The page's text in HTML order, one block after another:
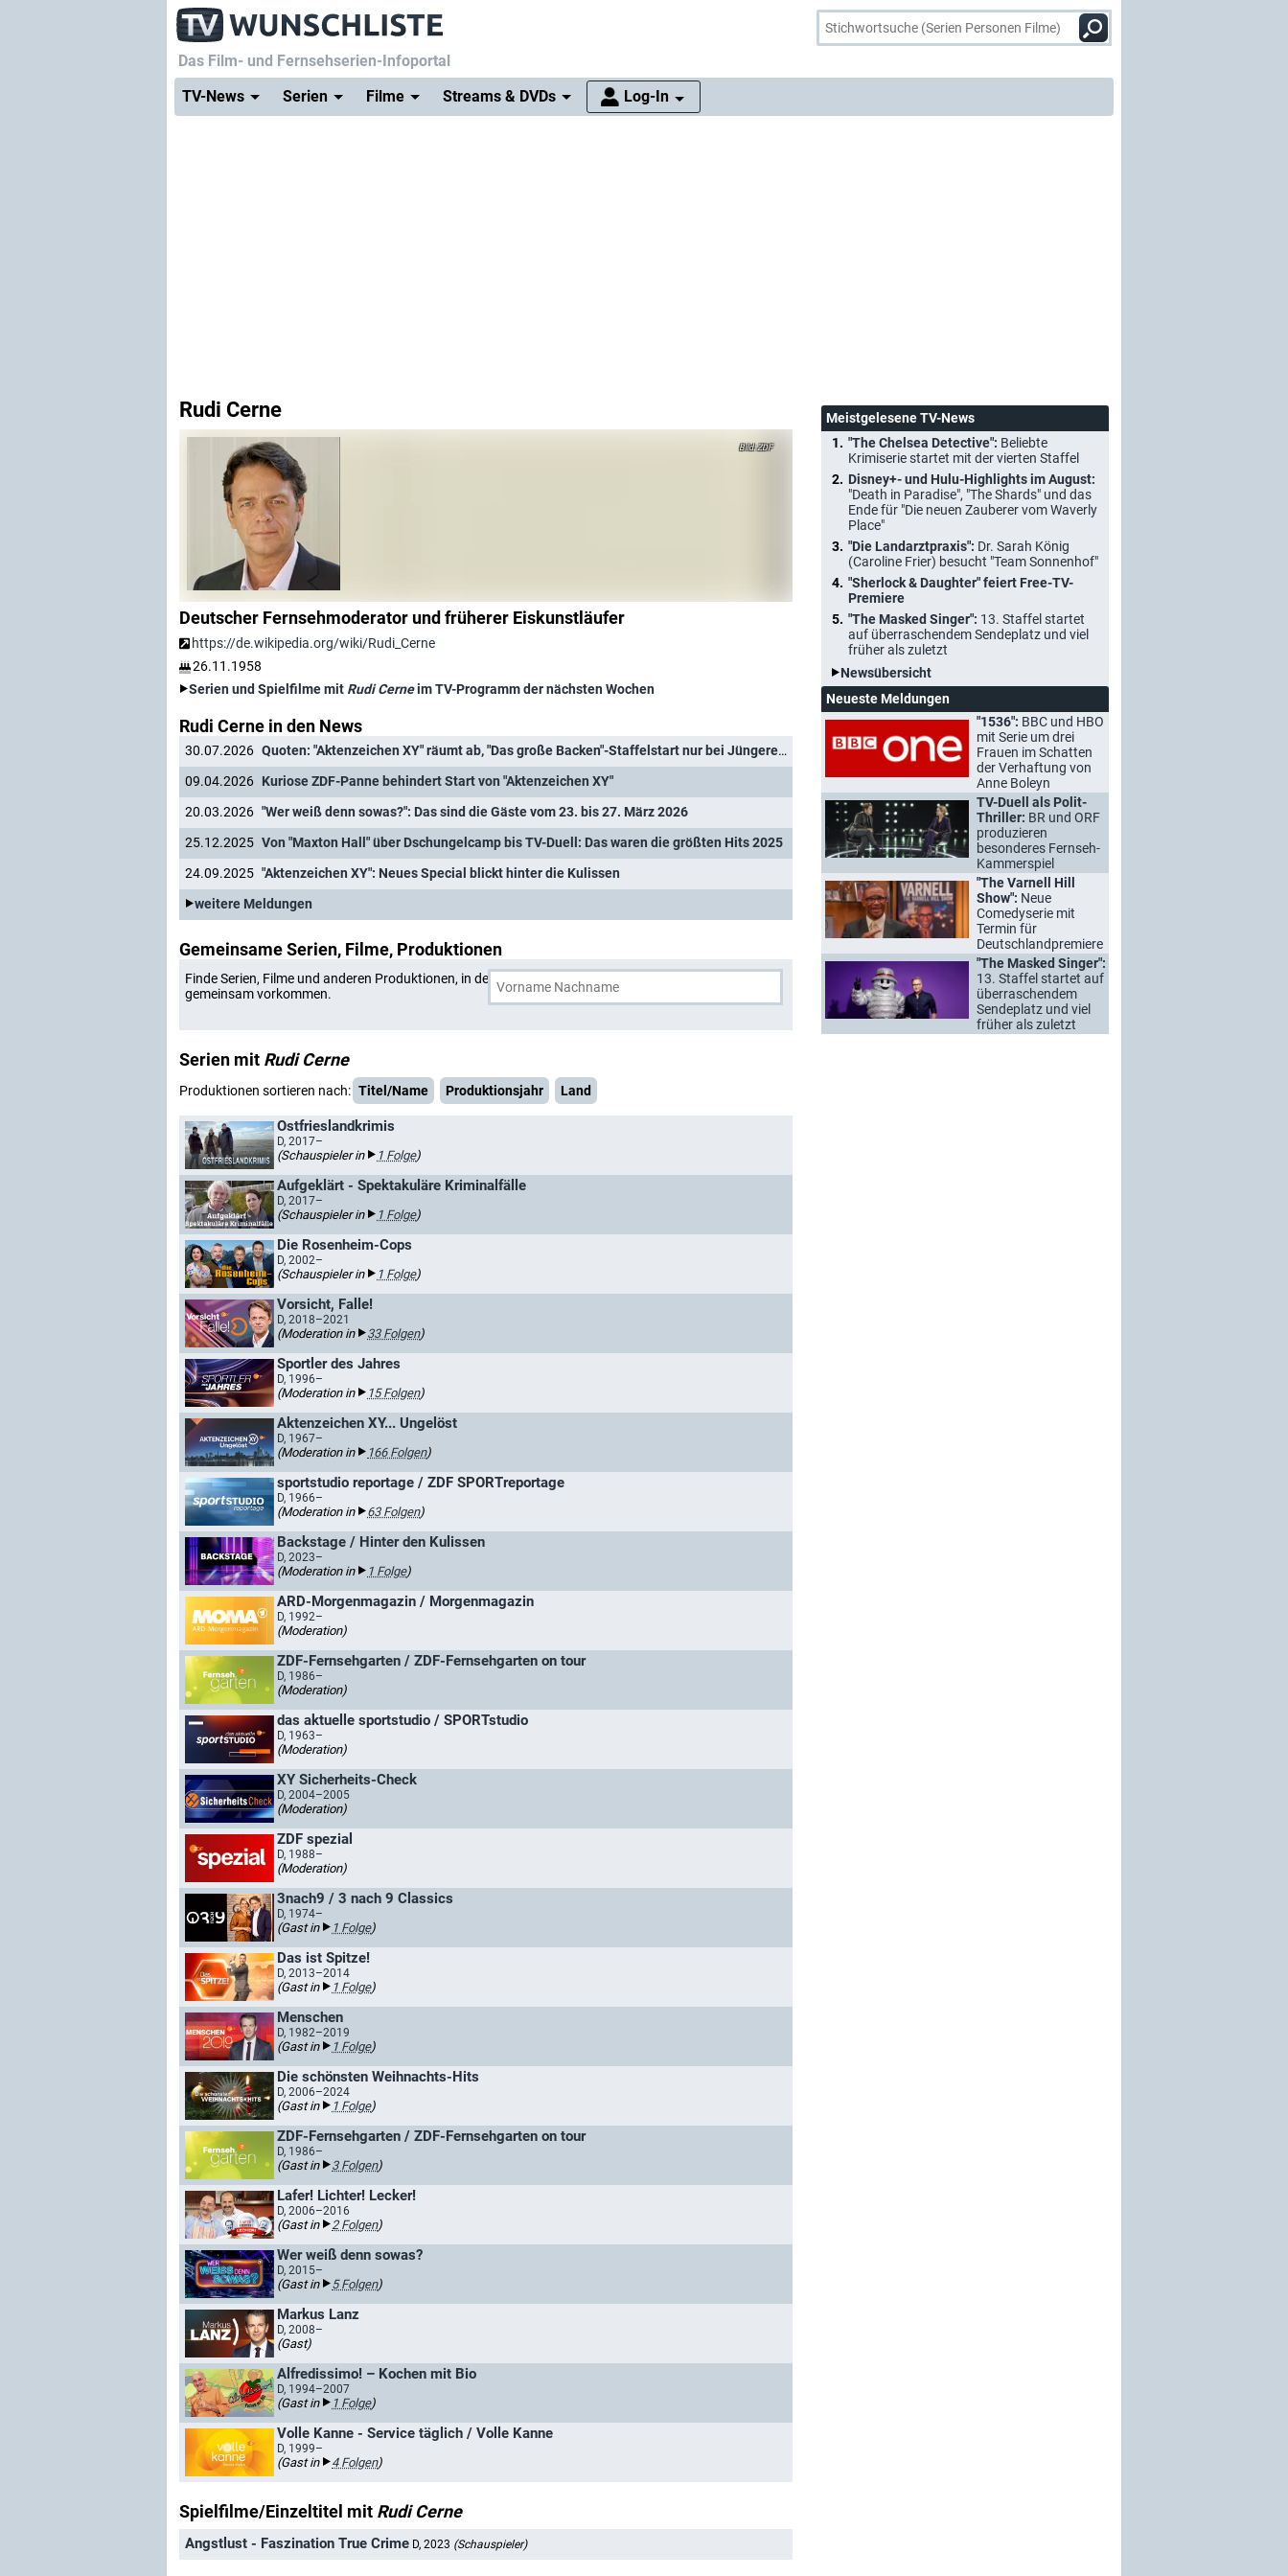
Das Film- und Fernsehserien-Infoportal
TV-News
Serien Filme Streams & DVDs Log-In
Rudi Cerne
ZDF
Deutscher Fernsehmoderator und früherer Eiskunstläufer
https://de.wikipedia.org/wiki/Rudi_Cerne
26.11.1958
Serien und Spielfilme mit Rudi Cerneim TV-Programm der nächsten Wochen
Rudi Cerne in den News
30.07.2026
Quoten: "Aktenzeichen XY" räumt ab, "Das große Backen"-Staffelstart nur bei Jüngeren stark
09.04.2026 Kuriose ZDF-Panne behindert Start von "Aktenzeichen XY"
20.03.2026 "Wer weiß denn sowas?": Das sind die Gäste vom 23. bis 27. März 2026
25.12.2025 Von "Maxton Hall" über Dschungelcamp bis TV-Duell: Das waren die größten Hits 2025
24.09.2025 "Aktenzeichen XY": Neues Special blickt hinter die Kulissen
weitere Meldungen
Gemeinsame Serien, Filme, Produktionen
Finde Serien, Filme und anderen Produktionen, in denen Rudi Cerne
gemeinsam vorkommen.
Serien mit Rudi Cerne
Produktionen sortieren nach: Titel/Name Produktionsjahr Land
Ostfrieslandkrimis
D, 2017–
(Schauspieler in 1 Folge)
Aufgeklärt - Spektakuläre Kriminalfälle
D, 2017–
(Schauspieler in 1 Folge)
Die Rosenheim-Cops
D, 2002–
(Schauspieler in 1 Folge)
Vorsicht, Falle!
D, 2018–2021
(Moderation in 33 Folgen)
Sportler des Jahres
D, 1996–
(Moderation in 15 Folgen)
Aktenzeichen XY... Ungelöst
D, 1967–
(Moderation in 166 Folgen)
sportstudio reportage / ZDF SPORTreportage
D, 1966–
(Moderation in 63 Folgen)
Backstage / Hinter den Kulissen
D, 2023–
(Moderation in 1 Folge)
ARD-Morgenmagazin / Morgenmagazin
D, 1992–
(Moderation)
ZDF-Fernsehgarten / ZDF-Fernsehgarten on tour
D, 1986–
(Moderation)
das aktuelle sportstudio / SPORTstudio
D, 1963–
(Moderation)
XY Sicherheits-Check
D, 2004–2005
(Moderation)
ZDF spezial
D, 1988–
(Moderation)
3nach9 / 3 nach 9 Classics
D, 1974–
(Gast in 1 Folge)
Das ist Spitze!
D, 2013–2014
(Gast in 1 Folge)
Menschen
D, 1982–2019
(Gast in 1 Folge)
Die schönsten Weihnachts-Hits
D, 2006–2024
(Gast in 1 Folge)
ZDF-Fernsehgarten / ZDF-Fernsehgarten on tour
D, 1986–
(Gast in 3 Folgen)
Lafer! Lichter! Lecker!
D, 2006–2016
(Gast in 2 Folgen)
Wer weiß denn sowas?
D, 2015–
(Gast in 5 Folgen)
Markus Lanz
D, 2008–
(Gast)
Alfredissimo! – Kochen mit Bio
D, 1994–2007
(Gast in 1 Folge)
Volle Kanne - Service täglich / Volle Kanne
D, 1999–
(Gast in 4 Folgen)
Spielfilme/Einzeltitel mit Rudi Cerne
Angstlust - Faszination True Crime D, 2023 (Schauspieler)
Meistgelesene TV-News
"The Chelsea Detective": Beliebte
Krimiserie startet mit der vierten Staffel
Disney+- und Hulu-Highlights im August:
"Death in Paradise", "The Shards" und das
Ende für "Die neuen Zauberer vom Waverly
Place"
"Die Landarztpraxis": Dr. Sarah König
(Caroline Frier) besucht "Team Sonnenhof"
"Sherlock & Daughter" feiert Free-TV-
Premiere
"The Masked Singer": 13. Staffel startet
auf überraschendem Sendeplatz und viel
früher als zuletzt
Newsübersicht
Neueste Meldungen
"1536": BBC und HBO
mit Serie um drei
Frauen im Schatten
der Verhaftung von
Anne Boleyn
TV-Duell als Polit-
Thriller: BR und ORF
produzieren
besonderes Fernseh-
Kammerspiel
"The Varnell Hill
Show": Neue
Comedyserie mit
Termin für
Deutschlandpremiere
"The Masked Singer":
13. Staffel startet auf
überraschendem
Sendeplatz und viel
früher als zuletzt